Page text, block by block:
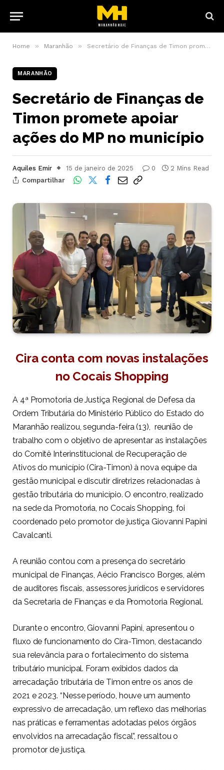
Home » Maranhão » Secretário de Finanças de Timon promete apoiar ações do MP no município
MARANHÃO
Secretário de Finanças de
Timon promete apoiar
ações do MP no município
Aquiles Emir 15 de janeiro de 2025 0
2 Mins Read
Compartilhar
Cira conta com novas instalações
no Cocais Shopping
A 4ª Promotoria de Justiça Regional de Defesa da
Ordem Tributária do Ministério Público do Estado do
Maranhão realizou, segunda-feira (13), reunião de
trabalho com o objetivo de apresentar as instalações
do Comitê Interinstitucional de Recuperação de
Ativos do município (Cira-Timon) à nova equipe da
gestão municipal e discutir diretrizes relacionadas à
gestão tributária do município. O encontro, realizado
na sede da Promotoria, no Cocais Shopping, foi
coordenado pelo promotor de justiça Giovanni Papini
Cavalcanti.
A reunião contou com a presença do secretário
municipal de Finanças, Aécio Francisco Borges, além
de auditores fiscais, assessores jurídicos e servidores
da Secretaria de Finanças e da Promotoria Regional.
Durante o encontro, Giovanni Papini, apresentou o
fluxo de funcionamento do Cira-Timon, destacando
sua relevância para o fortalecimento do sistema
tributário municipal. Foram exibidos dados da
arrecadação tributária de Timon entre os anos de
2021 e 2023. “Nesse período, houve um aumento
expressivo de arrecadação, um reflexo das melhorias
nas práticas e ferramentas adotadas pelos órgãos
envolvidos na arrecadação fiscal”, ressaltou o
promotor de justiça.